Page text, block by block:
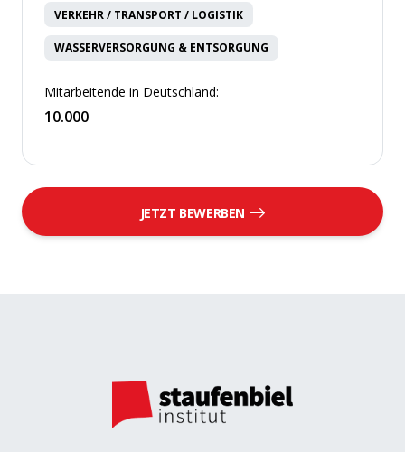
VERKEHR / TRANSPORT / LOGISTIK
WASSERVERSORGUNG & ENTSORGUNG
Mitarbeitende in Deutschland:
10.000
JETZT BEWERBEN